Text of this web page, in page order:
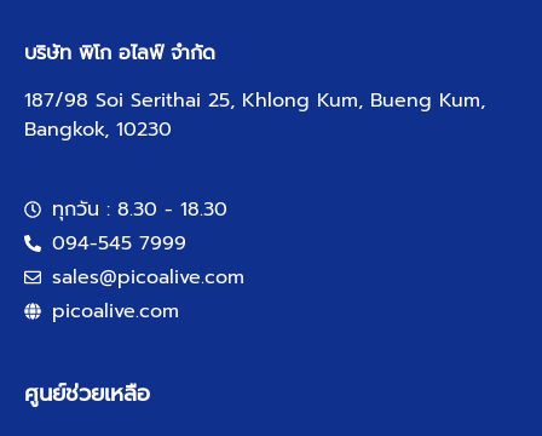
บริษัท พิโก อไลฟ์ จำกัด
187/98 Soi Serithai 25, Khlong Kum, Bueng Kum,
Bangkok, 10230
ทุกวัน : 8.30 - 18.30
094-545 7999
sales@picoalive.com
picoalive.com
ศูนย์ช่วยเหลือ